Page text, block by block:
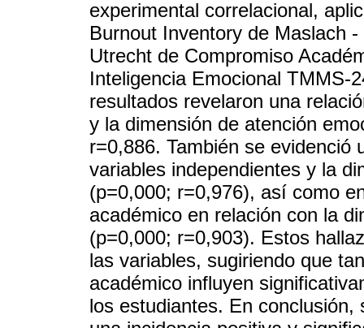
experimental correlacional,
Burnout Inventory de Maslach
Utrecht de Compromiso
Inteligencia Emocional TMMS-
resultados revelaron una
y la dimensión de atención
r=0,886. También se evidenció
variables independientes y la
(p=0,000; r=0,976), así como
académico en relación con la
(p=0,000; r=0,903). Estos
las variables, sugiriendo que
académico influyen
los estudiantes. En